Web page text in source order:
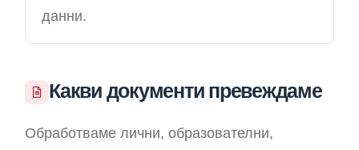
данни.
Какви документи превеждаме
Обработваме лични, образователни,